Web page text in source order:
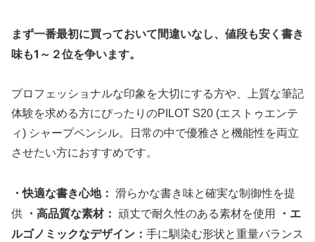
まず一番最初に買っておいて間違いなし、値段も安く書き
味も1～２位を争います。
プロフェッショナルな印象を大切にする方や、上質な筆記
体験を求める方にぴったりのPILOT S20 (エストゥエンテ
ィ) シャープペンシル。日常の中で優雅さと機能性を両立
させたい方におすすめです。
・快適な書き心地： 滑らかな書き味と確実な制御性を提
供
・高品質な素材： 頑丈で耐久性のある素材を使用
・エ
ルゴノミックなデザイン： 手に馴染む形状と重量バランス